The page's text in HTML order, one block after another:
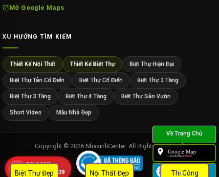
Biệt Thự Đẹp Nội Thất Đẹp Thi Công
Mở Google Maps
XU HƯỚNG TÌM KIẾM
Thiết Kế Nội Thất Thiết Kế Biệt Thự Biệt Thự Hiện Đại
Biệt Thự Tân Cổ Điển Biệt Thự Cổ Điển Biệt Thự 2 Tầng
Biệt Thự 3 Tầng Biệt Thự 4 Tầng Biệt Thự Sân Vườn
Short Video Mẫu Nhà Đẹp
Copyright © 2026 NhaxinhCenter. All Rights Reserved.
Google Map
L.chỉ đường:128710
Zalo
GỌI NGAY
0909 452 109